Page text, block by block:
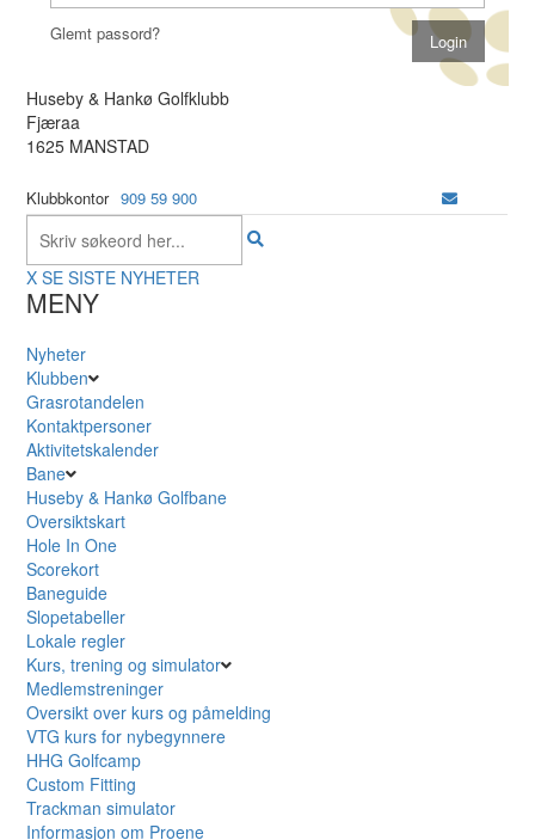
Glemt passord?
Huseby & Hankø Golfklubb
Fjæraa
1625 MANSTAD
Klubbkontor 909 59 900
X SE SISTE NYHETER
MENY
Nyheter
Klubben
Grasrotandelen
Kontaktpersoner
Aktivitetskalender
Bane
Huseby & Hankø Golfbane
Oversiktskart
Hole In One
Scorekort
Baneguide
Slopetabeller
Lokale regler
Kurs, trening og simulator
Medlemstreninger
Oversikt over kurs og påmelding
VTG kurs for nybegynnere
HHG Golfcamp
Custom Fitting
Trackman simulator
Informasjon om Proene